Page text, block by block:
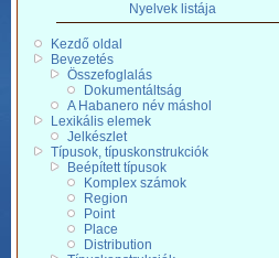
Nyelvek listája
Kezdő oldal
Bevezetés
Összefoglalás
Dokumentáltság
A Habanero név máshol
Lexikális elemek
Jelkészlet
Típusok, típuskonstrukciók
Beépített típusok
Komplex számok
Region
Point
Place
Distribution